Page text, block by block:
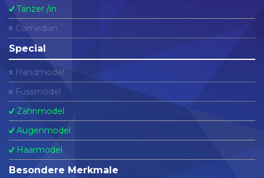
Tänzer /in
Comedian
Special
Handmodel
Fussmodel
Zahnmodel
Augenmodel
Haarmodel
Besondere Merkmale